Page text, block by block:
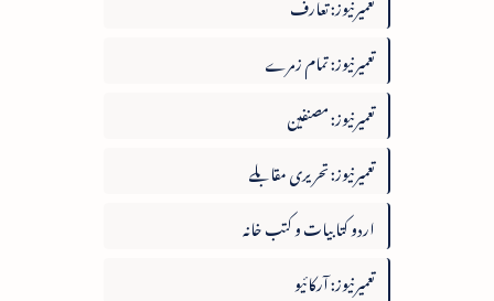
تعمیرنیوز: تمام زمرے
تعمیرنیوز: مصنفین
تعمیرنیوز: تحریری مقابلے
اردو کتابیات و کتب خانہ
تعمیرنیوز: آرکائیو